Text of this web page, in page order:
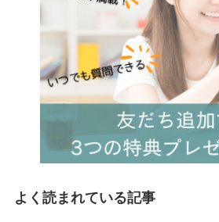
よく読まれている記事